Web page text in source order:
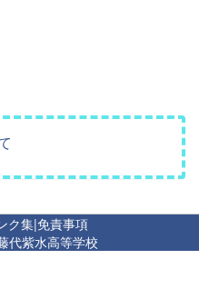
ク集|免責事項
代紫水高等学校